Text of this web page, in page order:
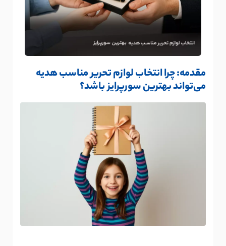
مقدمه: چرا انتخاب لوازم تحریر مناسب هدیه
می‌تواند بهترین سورپرایز باشد؟